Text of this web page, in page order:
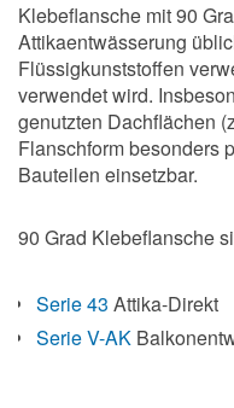
Klebeflansche mit 90
Attikaentwässerung
Flüssigkunststoffen
verwendet wird.
genutzten Dachflächen
Flanschform besonders
Bauteilen einsetzbar.
90 Grad Klebeflansche
Serie 43 Attika-Direkt
Serie V-AK